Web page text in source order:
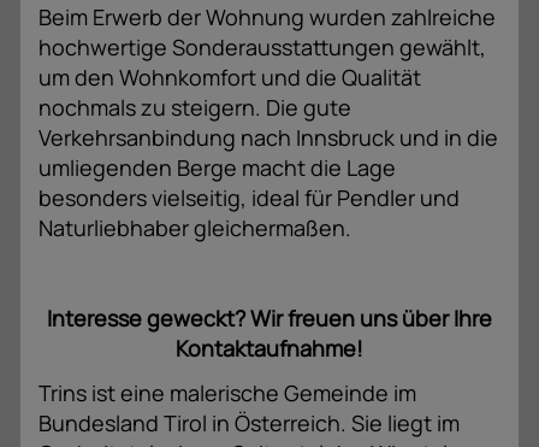
Beim Erwerb der Wohnung wurden zahlreiche
hochwertige Sonderausstattungen gewählt,
um den Wohnkomfort und die Qualität
nochmals zu steigern. Die gute
Verkehrsanbindung nach Innsbruck und in die
umliegenden Berge macht die Lage
besonders vielseitig, ideal für Pendler und
Naturliebhaber gleichermaßen.
Interesse geweckt? Wir freuen uns über Ihre
Kontaktaufnahme!
Trins ist eine malerische Gemeinde im
Bundesland Tirol in Österreich. Sie liegt im